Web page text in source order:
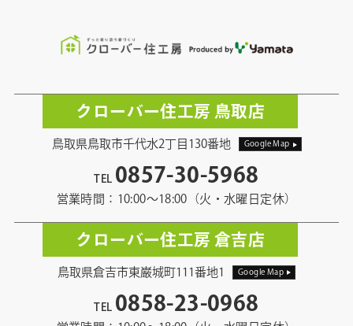
クローバー住工房 鳥取店
鳥取県鳥取市千代水2丁目130番地 Google Map
TEL 0857-30-5968
営業時間：10:00〜18:00（火・水曜日定休）
クローバー住工房 倉吉店
鳥取県倉吉市東巌城町111番地1 Google Map
TEL 0858-23-0968